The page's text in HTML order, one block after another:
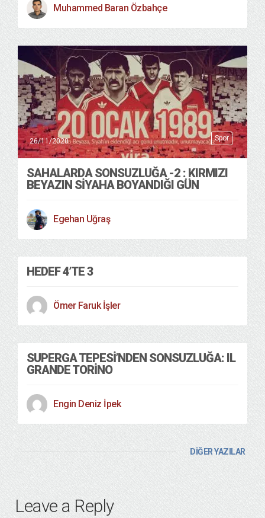
Muhammed Baran Özbahçe
Spor
26/11/2020
SAHALARDA SONSUZLUĞA -2 : KIRMIZI
BEYAZIN SİYAHA BOYANDIĞI GÜN
Egehan Uğraş
HEDEF 4’TE 3
Ömer Faruk İşler
SUPERGA TEPESI’NDEN SONSUZLUĞA: IL
GRANDE TORINO
Engin Deniz İpek
DİĞER YAZILAR
Leave a Reply